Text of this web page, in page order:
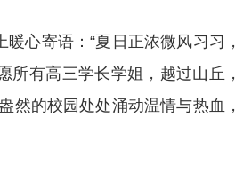
心寄语：“夏日正浓微风习习，
有高三学长学姐，越过山丘，
然的校园处处涌动温情与热血，